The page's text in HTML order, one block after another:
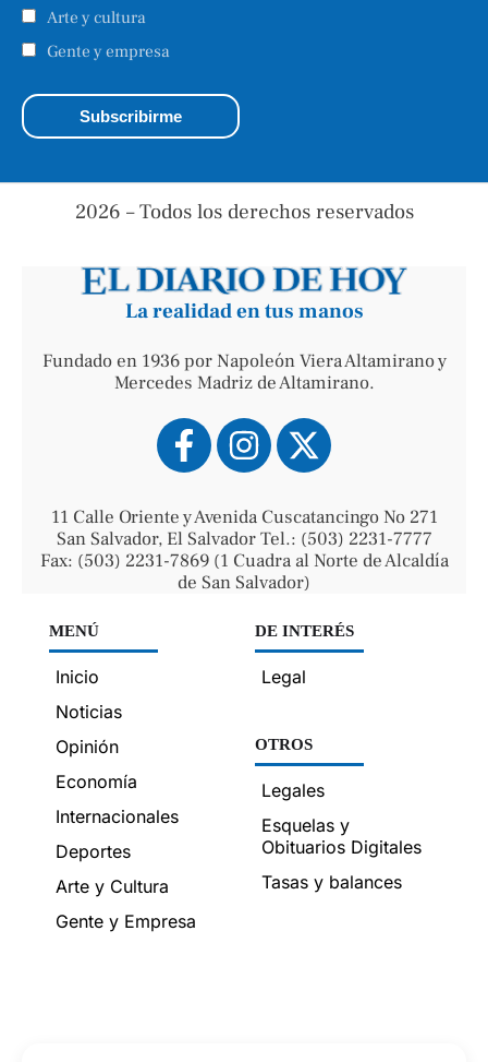
Arte y cultura
Gente y empresa
2026 – Todos los derechos reservados
La realidad en tus manos
Fundado en 1936 por Napoleón Viera Altamirano y
Mercedes Madriz de Altamirano.
11 Calle Oriente y Avenida Cuscatancingo No 271
San Salvador, El Salvador Tel.: (503) 2231-7777
Fax: (503) 2231-7869 (1 Cuadra al Norte de Alcaldía
de San Salvador)
MENÚ
Inicio
Noticias
Opinión
Economía
Internacionales
Deportes
Arte y Cultura
Gente y Empresa
DE INTERÉS
Legal
OTROS
Legales
Esquelas y
Obituarios Digitales
Tasas y balances